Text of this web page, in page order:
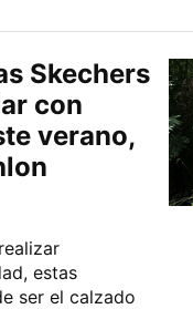
Skechers
con
verano,
estas
ser el calzado